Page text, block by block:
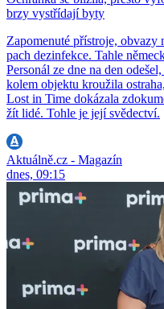
brzy vystřídají byty
Zapomenuté přístroje, obvazy
pach dezinfekce. Tahle
Personál ze dne na den
kolem objektu kroužila
Lost in Time dokázala
žít lidé. Tohle je její svědectví.
Aktuálně.cz - Magazín
dnes, 09:15